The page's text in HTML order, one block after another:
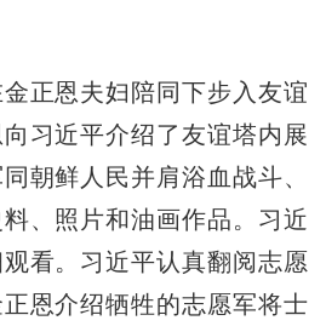
恩夫妇陪同下步入友谊
习近平介绍了友谊塔内展
朝鲜人民并肩浴血战斗、
、照片和油画作品。习近
看。习近平认真翻阅志愿
恩介绍牺牲的志愿军将士